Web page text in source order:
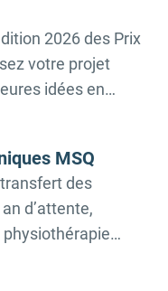
2026 des Prix
votre projet
idées en
issu d’une
Sherbrooke, le
le
MSQ
des
d’attente,
physiothérapie